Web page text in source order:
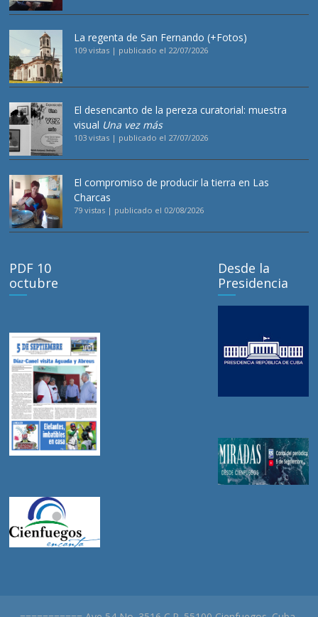
La regenta de San Fernando (+Fotos)
109 vistas | publicado el 22/07/2026
El desencanto de la pereza curatorial: muestra
visual Una vez más
103 vistas | publicado el 27/07/2026
El compromiso de producir la tierra en Las
Charcas
79 vistas | publicado el 02/08/2026
PDF 10
octubre
Desde la
Presidencia